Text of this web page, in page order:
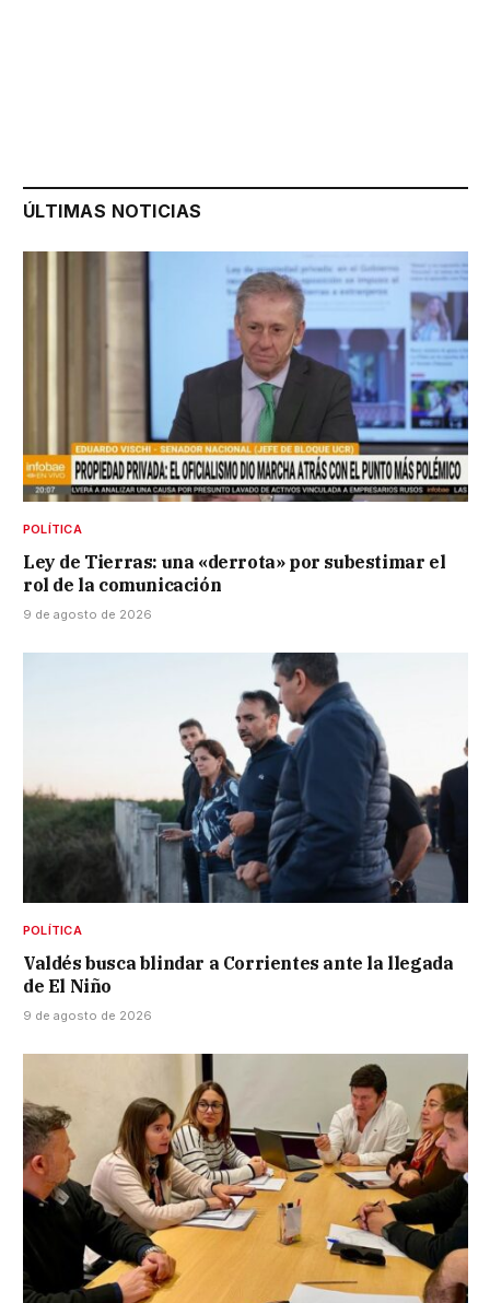
ÚLTIMAS NOTICIAS
POLÍTICA
Ley de Tierras: una «derrota» por subestimar el
rol de la comunicación
9 de agosto de 2026
POLÍTICA
Valdés busca blindar a Corrientes ante la llegada
de El Niño
9 de agosto de 2026